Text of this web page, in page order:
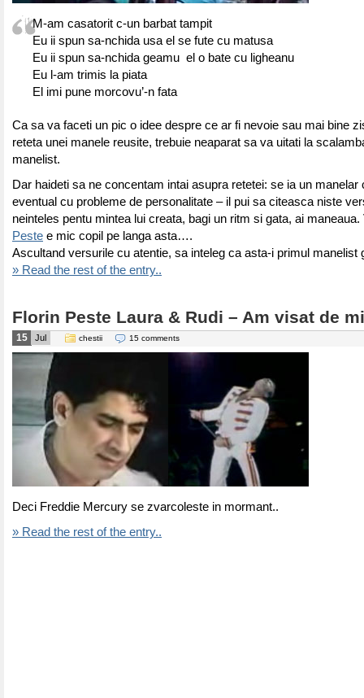
M-am casatorit c-un barbat tampit
Eu ii spun sa-nchida usa el se fute cu matusa
Eu ii spun sa-nchida geamu el o bate cu ligheanu
Eu l-am trimis la piata
El imi pune morcovu’-n fata
Ca sa va faceti un pic o idee despre ce ar fi nevoie sau mai bine
reteta unei manele reusite, trebuie neaparat sa va uitati la
manelist.
Dar haideti sa ne concentam intai asupra retetei: se ia un manelar
eventual cu probleme de personalitate – il pui sa citeasca niste
neinteles pentu mintea lui creata, bagi un ritm si gata, ai
Peste e mic copil pe langa asta….
Ascultand versurile cu atentie, sa inteleg ca asta-i primul manelist
» Read the rest of the entry..
Florin Peste Laura & Rudi – Am visat de
15 Jul chestii 15 comments
Deci Freddie Mercury se zvarcoleste in mormant..
» Read the rest of the entry..